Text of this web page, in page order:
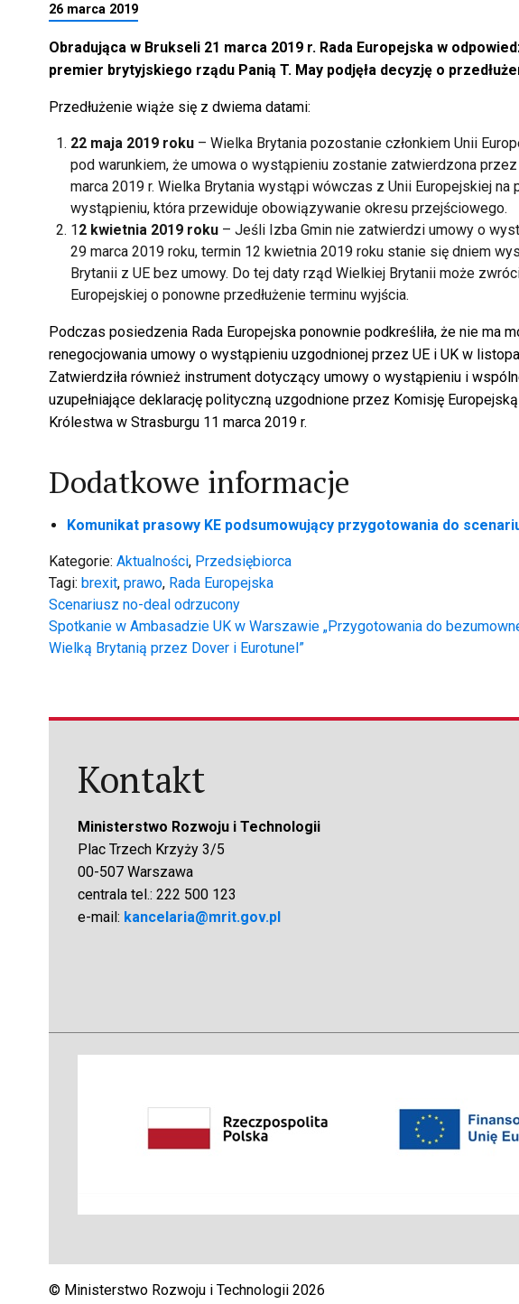
26 marca 2019
Obradująca w Brukseli 21 marca 2019 r. Rada Europejska w
premier brytyjskiego rządu Panią T. May podjęła decyzję o
Przedłużenie wiąże się z dwiema datami:
22 maja 2019 roku– Wielka Brytania pozostanie członkiem Unii
pod warunkiem, że umowa o wystąpieniu zostanie zatwierdzona
marca 2019 r. Wielka Brytania wystąpi wówczas z Unii Europejskiej na
wystąpieniu, która przewiduje obowiązywanie okresu przejściowego.
12 kwietnia 2019 roku– Jeśli Izba Gmin nie zatwierdzi umowy o
29 marca 2019 roku, termin 12 kwietnia 2019 roku stanie się dniem
Brytanii z UE bez umowy. Do tej daty rząd Wielkiej Brytanii może
Europejskiej o ponowne przedłużenie terminu wyjścia.
Podczas posiedzenia Rada Europejska ponownie podkreśliła, że nie ma
renegocjowania umowy o wystąpieniu uzgodnionej przez UE i UK w
Zatwierdziła również instrument dotyczący umowy o wystąpieniu i
uzupełniające deklarację polityczną uzgodnione przez Komisję
Królestwa w Strasburgu 11 marca 2019 r.
Dodatkowe informacje
Komunikat prasowy KE podsumowujący przygotowania do
Kategorie: Aktualności, Przedsiębiorca
Tagi: brexit, prawo, Rada Europejska
Nawigacja
wpisu
Scenariusz no-deal odrzucony
Spotkanie w Ambasadzie UK w Warszawie „Przygotowania do
Wielką Brytanią przez Dover i Eurotunel”
Kontakt
Ministerstwo Rozwoju i Technologii
Plac Trzech Krzyży 3/5
00-507 Warszawa
centrala tel.: 222 500 123
e-mail: kancelaria@mrit.gov.pl
© Ministerstwo Rozwoju i Technologii 2026